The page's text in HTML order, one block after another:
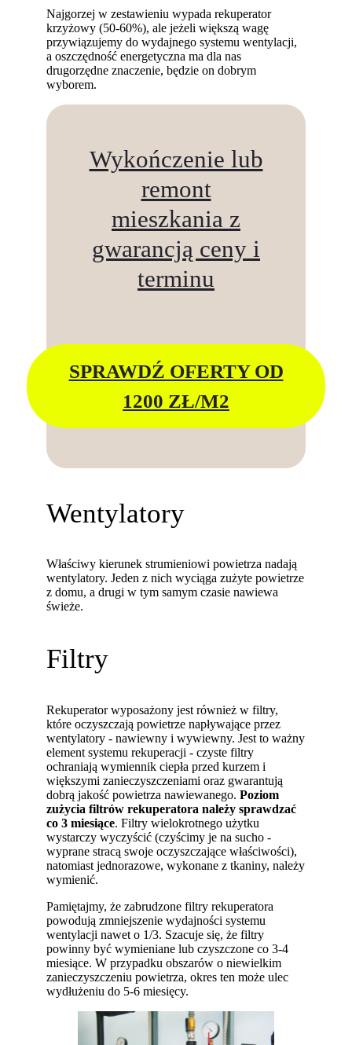
Najgorzej w zestawieniu wypada rekuperator
krzyżowy (50-60%), ale jeżeli większą wagę
przywiązujemy do wydajnego systemu wentylacji,
a oszczędność energetyczna ma dla nas
drugorzędne znaczenie, będzie on dobrym
wyborem.
Wykończenie lub
remont
mieszkania z
gwarancją ceny i
terminu
SPRAWDŹ OFERTY OD
1200 ZŁ/M2
Wentylatory
Właściwy kierunek strumieniowi powietrza nadają
wentylatory. Jeden z nich wyciąga zużyte powietrze
z domu, a drugi w tym samym czasie nawiewa
świeże.
Filtry
Rekuperator wyposażony jest również w filtry,
które oczyszczają powietrze napływające przez
wentylatory - nawiewny i wywiewny. Jest to ważny
element systemu rekuperacji - czyste filtry
ochraniają wymiennik ciepła przed kurzem i
większymi zanieczyszczeniami oraz gwarantują
dobrą jakość powietrza nawiewanego.Poziom
zużycia filtrów rekuperatora należy sprawdzać
co 3 miesiące. Filtry wielokrotnego użytku
wystarczy wyczyścić (czyścimy je na sucho -
wyprane stracą swoje oczyszczające właściwości),
natomiast jednorazowe, wykonane z tkaniny, należy
wymienić.
Pamiętajmy, że zabrudzone filtry rekuperatora
powodują zmniejszenie wydajności systemu
wentylacji nawet o 1/3. Szacuje się, że filtry
powinny być wymieniane lub czyszczone co 3-4
miesiące. W przypadku obszarów o niewielkim
zanieczyszczeniu powietrza, okres ten może ulec
wydłużeniu do 5-6 miesięcy.